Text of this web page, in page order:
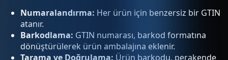
Numaralandırma: Her ürün için benzersiz bir GTIN
atanır.
Barkodlama: GTIN numarası, barkod formatına
dönüştürülerek ürün ambalajına eklenir.
Tarama ve Doğrulama: Ürün barkodu, perakende